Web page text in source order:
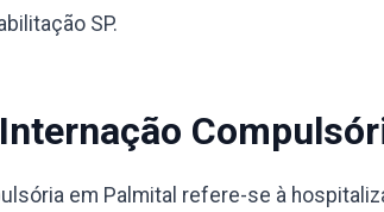
SP.
Internação
em Palmital refere-se à